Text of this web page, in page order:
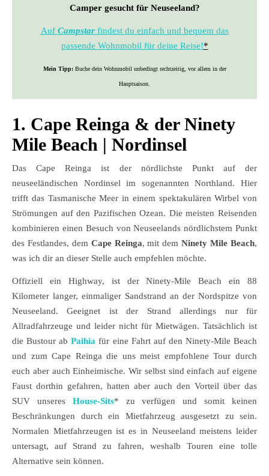
Camper gesucht für Neuseeland?
Auf Campstarfindest du einfach und bequem das
passende Wohnmobil für deine Reise!*
Mein Tipp: Buche dein Wohnmobil unbedingt rechtzeitig, vor allem in der
Hauptsaison.
1. Cape Reinga & der Ninety
Mile Beach | Nordinsel
Das Cape Reinga ist der nördlichste Punkt auf der
neuseeländischen Nordinsel im sogenannten Northland. Hier
trifft das Tasmanische Meer in einem spektakulären Wirbel von
Strömungen auf den Pazifischen Ozean. Die meisten Reisenden
kombinieren einen Besuch von Neuseelands nördlichstem Punkt
des Festlandes, dem Cape Reinga, mit demNinety Mile Beach,
was ich dir an dieser Stelle auch empfehlen möchte.
Offiziell ein Highway, ist der Ninety-Mile Beach ein 88
Kilometer langer, einmaliger Sandstrand an der Nordspitze von
Neuseeland. Geeignet ist der Strand allerdings nur für
Allradfahrzeuge und leider nicht für Mietwägen. Tatsächlich ist
die Bustour abPaihia für eine Fahrt auf den Ninety-Mile Beach
und zum Cape Reinga die uns meist empfohlene Tour durch
euch aber auch Einheimische. Wir selbst sind einfach auf eigene
Faust dorthin gefahren, hatten aber auch den Vorteil über das
SUV unseres House-Sits* zu verfügen und somit keinen
Beschränkungen durch ein Mietfahrzeug ausgesetzt zu sein.
Normalen Mietfahrzeugen ist es in Neuseeland meistens leider
untersagt, auf Strand zu fahren, weshalb Touren eine tolle
Alternative sein können.